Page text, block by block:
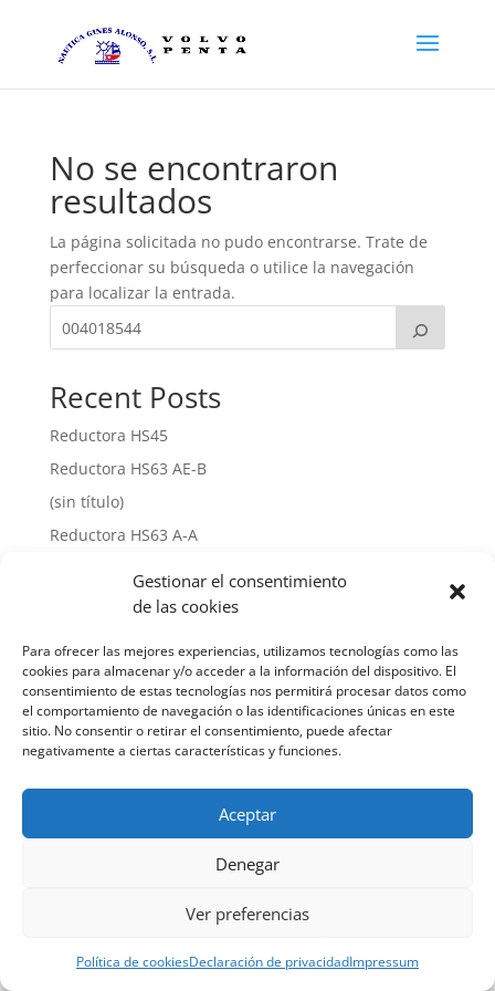
Gestionar el consentimiento
de las cookies
Para ofrecer las mejores experiencias, utilizamos tecnologías como las
cookies para almacenar y/o acceder a la información del dispositivo. El
consentimiento de estas tecnologías nos permitirá procesar datos como
el comportamiento de navegación o las identificaciones únicas en este
sitio. No consentir o retirar el consentimiento, puede afectar
negativamente a ciertas características y funciones.
Aceptar
Denegar
Ver preferencias
Política de cookiesDeclaración de privacidadImpressum
No se encontraron
resultados
La página solicitada no pudo encontrarse. Trate de
perfeccionar su búsqueda o utilice la navegación
para localizar la entrada.
Recent Posts
Reductora HS45
Reductora HS63 AE-B
(sin título)
Reductora HS63 A-A
A WordPress CommenterenHello world!
Política de privacidad-Aviso legal
cookies